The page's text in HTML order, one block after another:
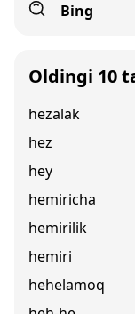
Bing
Oldingi 10
hezalak
hez
hey
hemiricha
hemirilik
hemiri
hehelamoq